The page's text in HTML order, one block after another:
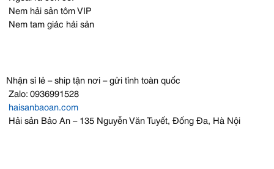
Nem hải sản tôm VIP
Nem tam giác hải sản
Nhận sỉ lẻ – ship tận nơi – gửi tỉnh toàn quốc
Zalo: 0936991528
haisanbaoan.com
Hải sản Bảo An – 135 Nguyễn Văn Tuyết, Đống Đa, Hà Nội